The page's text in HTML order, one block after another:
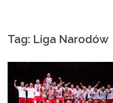
Tag: Liga Narodów